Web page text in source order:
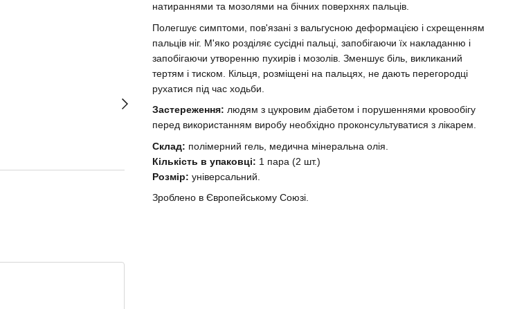
натираннями та мозолями на бічних поверхнях пальців.
Полегшує симптоми, пов'язані з вальгусною деформацією і схрещенням
пальців ніг. М'яко розділяє сусідні пальці, запобігаючи їх накладанню і
запобігаючи утворенню пухирів і мозолів. Зменшує біль, викликаний
тертям і тиском. Кільця, розміщені на пальцях, не дають перегородці
рухатися під час ходьби.
Застереження: людям з цукровим діабетом і порушеннями кровообігу
перед використанням виробу необхідно проконсультуватися з лікарем.
Склад: полімерний гель, медична мінеральна олія.
Кількість в упаковці: 1 пара (2 шт.)
Розмір:універсальний.
Зроблено в Європейському Союзі.